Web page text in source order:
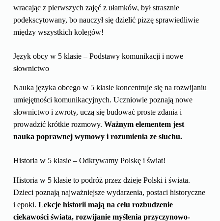
wracając z pierwszych zajęć z ułamków, był strasznie
podekscytowany, bo nauczył się dzielić pizzę sprawiedliwie
między wszystkich kolegów!
Język obcy w 5 klasie – Podstawy komunikacji i nowe
słownictwo
Nauka języka obcego w 5 klasie koncentruje się na rozwijaniu
umiejętności komunikacyjnych. Uczniowie poznają nowe
słownictwo i zwroty, uczą się budować proste zdania i
prowadzić krótkie rozmowy. Ważnym elementem jest
nauka poprawnej wymowy i rozumienia ze słuchu.
Historia w 5 klasie – Odkrywamy Polskę i świat!
Historia w 5 klasie to podróż przez dzieje Polski i świata.
Dzieci poznają najważniejsze wydarzenia, postaci historyczne
i epoki. Lekcje historii mają na celu rozbudzenie
ciekawości świata, rozwijanie myślenia przyczynowo-